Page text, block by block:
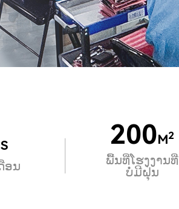
ອນ
200M2
ພື້ນທີ່ໂຮງງານທີ່
ບໍ່ມີຝຸ່ນ